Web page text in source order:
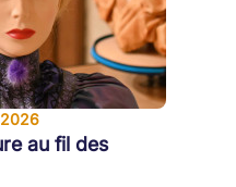
au fil des